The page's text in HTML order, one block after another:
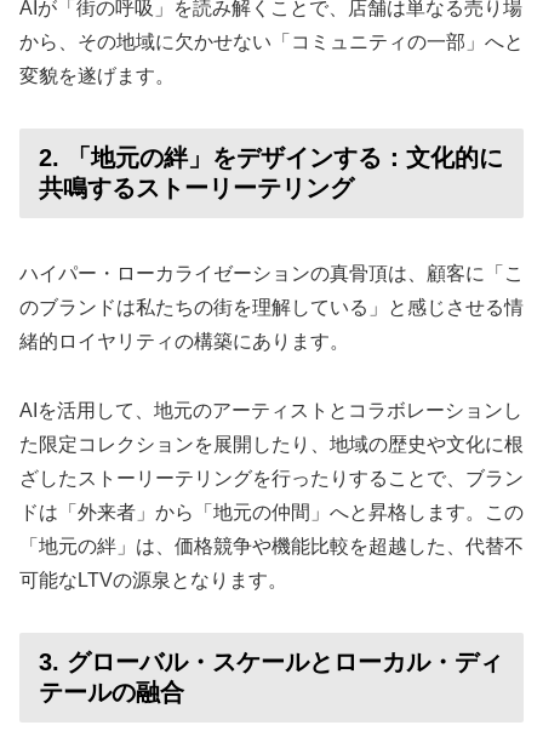
AIが「街の呼吸」を読み解くことで、店舗は単なる売り場
から、その地域に欠かせない「コミュニティの一部」へと
変貌を遂げます。
2. 「地元の絆」をデザインする：文化的に
共鳴するストーリーテリング
ハイパー・ローカライゼーションの真骨頂は、顧客に「こ
のブランドは私たちの街を理解している」と感じさせる情
緒的ロイヤリティの構築にあります。
AIを活用して、地元のアーティストとコラボレーションし
た限定コレクションを展開したり、地域の歴史や文化に根
ざしたストーリーテリングを行ったりすることで、ブラン
ドは「外来者」から「地元の仲間」へと昇格します。この
「地元の絆」は、価格競争や機能比較を超越した、代替不
可能なLTVの源泉となります。
3. グローバル・スケールとローカル・ディ
テールの融合